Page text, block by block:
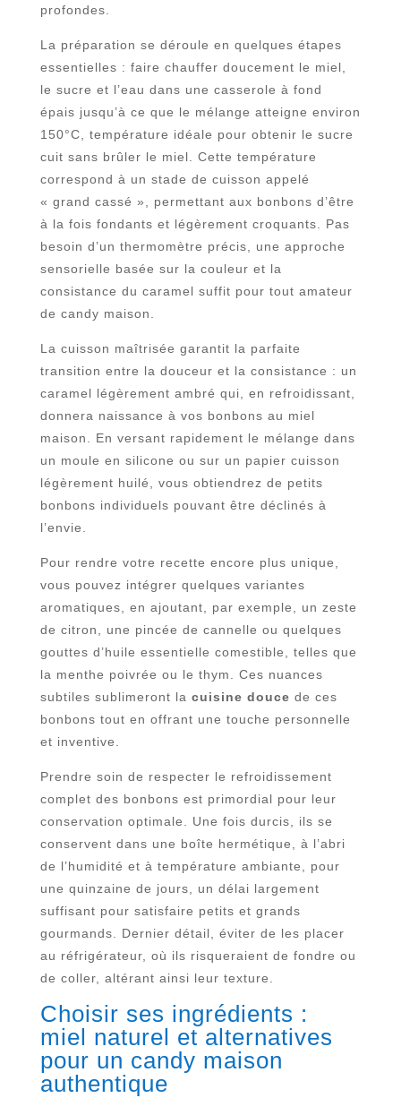
profondes.
La préparation se déroule en quelques étapes
essentielles : faire chauffer doucement le miel,
le sucre et l’eau dans une casserole à fond
épais jusqu’à ce que le mélange atteigne environ
150°C, température idéale pour obtenir le sucre
cuit sans brûler le miel. Cette température
correspond à un stade de cuisson appelé
« grand cassé », permettant aux bonbons d’être
à la fois fondants et légèrement croquants. Pas
besoin d’un thermomètre précis, une approche
sensorielle basée sur la couleur et la
consistance du caramel suffit pour tout amateur
de candy maison.
La cuisson maîtrisée garantit la parfaite
transition entre la douceur et la consistance : un
caramel légèrement ambré qui, en refroidissant,
donnera naissance à vos bonbons au miel
maison. En versant rapidement le mélange dans
un moule en silicone ou sur un papier cuisson
légèrement huilé, vous obtiendrez de petits
bonbons individuels pouvant être déclinés à
l’envie.
Pour rendre votre recette encore plus unique,
vous pouvez intégrer quelques variantes
aromatiques, en ajoutant, par exemple, un zeste
de citron, une pincée de cannelle ou quelques
gouttes d’huile essentielle comestible, telles que
la menthe poivrée ou le thym. Ces nuances
subtiles sublimeront la cuisine douce de ces
bonbons tout en offrant une touche personnelle
et inventive.
Prendre soin de respecter le refroidissement
complet des bonbons est primordial pour leur
conservation optimale. Une fois durcis, ils se
conservent dans une boîte hermétique, à l’abri
de l’humidité et à température ambiante, pour
une quinzaine de jours, un délai largement
suffisant pour satisfaire petits et grands
gourmands. Dernier détail, éviter de les placer
au réfrigérateur, où ils risqueraient de fondre ou
de coller, altérant ainsi leur texture.
Choisir ses ingrédients :
miel naturel et alternatives
pour un candy maison
authentique